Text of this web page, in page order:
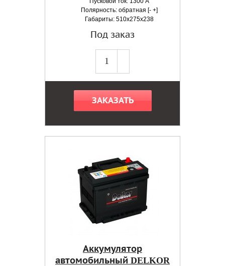
Полярность: обратная [- +]
Габариты: 510x275x238
Под заказ
ЗАКАЗАТЬ
Аккумулятор
автомобильный DELKOR